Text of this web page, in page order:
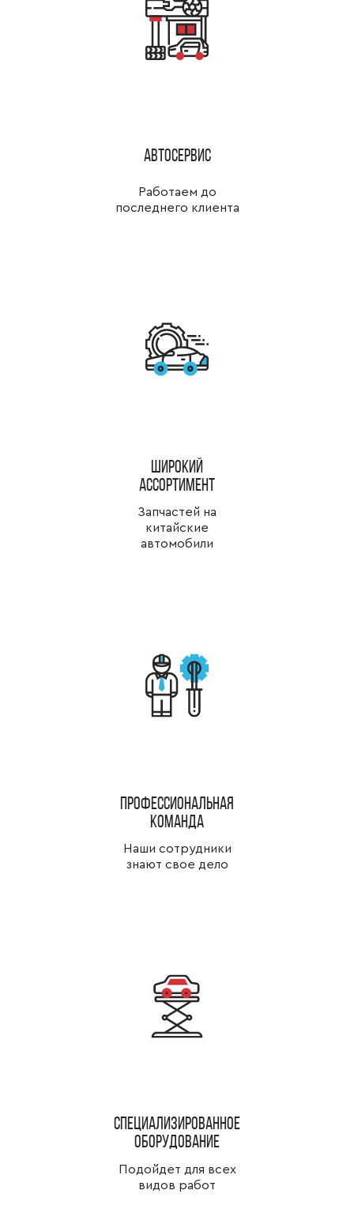
Автосервис
Работаем до
последнего клиента
широкий
ассортимент
Запчастей на
китайские
автомобили
Профессиональная
команда
Наши сотрудники
знают свое дело
специализированное
оборудование
Подойдет для всех
видов работ